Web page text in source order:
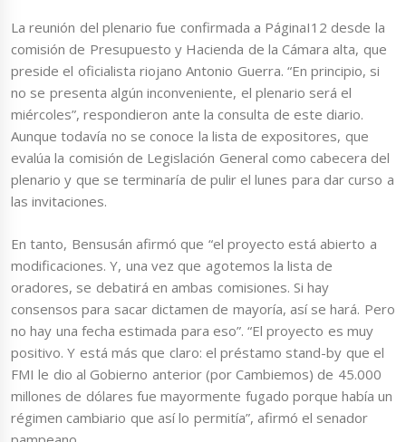
La reunión del plenario fue confirmada a PáginaI12 desde la
comisión de Presupuesto y Hacienda de la Cámara alta, que
preside el oficialista riojano Antonio Guerra. “En principio, si
no se presenta algún inconveniente, el plenario será el
miércoles”, respondieron ante la consulta de este diario.
Aunque todavía no se conoce la lista de expositores, que
evalúa la comisión de Legislación General como cabecera del
plenario y que se terminaría de pulir el lunes para dar curso a
las invitaciones.
En tanto, Bensusán afirmó que “el proyecto está abierto a
modificaciones. Y, una vez que agotemos la lista de
oradores, se debatirá en ambas comisiones. Si hay
consensos para sacar dictamen de mayoría, así se hará. Pero
no hay una fecha estimada para eso”. “El proyecto es muy
positivo. Y está más que claro: el préstamo stand-by que el
FMI le dio al Gobierno anterior (por Cambiemos) de 45.000
millones de dólares fue mayormente fugado porque había un
régimen cambiario que así lo permitía”, afirmó el senador